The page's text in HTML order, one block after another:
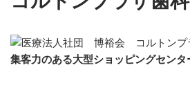
集客力のある大型ショッピングセンタ